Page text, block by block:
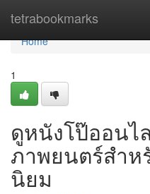
tetrabookmarks
Home
Home
1
ดูหนังโป๊ออนไ
ภาพยนตร์สำ
นิยม